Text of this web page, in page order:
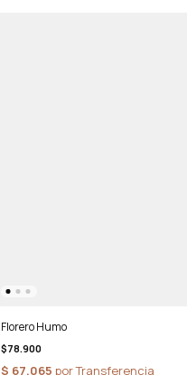
Florero Humo
$78.900